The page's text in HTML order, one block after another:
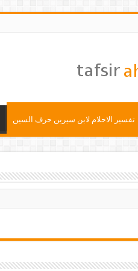
تفسير الاحلام لابن سيرين حرف السين